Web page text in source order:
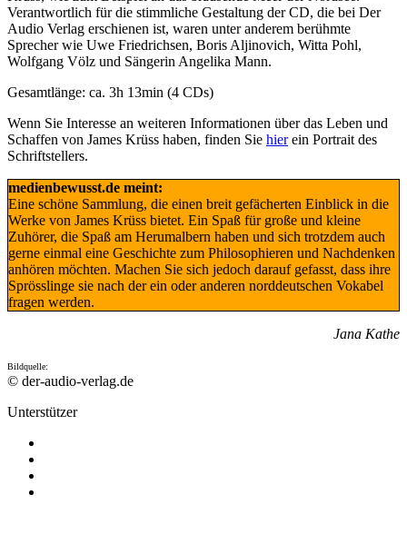
Verantwortlich für die stimmliche Gestaltung der CD, die bei Der
Audio Verlag erschienen ist, waren unter anderem berühmte
Sprecher wie Uwe Friedrichsen, Boris Aljinovich, Witta Pohl,
Wolfgang Völz und Sängerin Angelika Mann.
Gesamtlänge: ca. 3h 13min (4 CDs)
Wenn Sie Interesse an weiteren Informationen über das Leben und
Schaffen von James Krüss haben, finden Sie hierein Portrait des
Schriftstellers.
medienbewusst.de meint:
Eine schöne Sammlung, die einen breit gefächerten Einblick in die
Werke von James Krüss bietet. Ein Spaß für große und kleine
Zuhörer, die Spaß am Herumalbern haben und sich trotzdem auch
gerne einmal eine Geschichte zum Philosophieren und Nachdenken
anhören möchten. Machen Sie sich jedoch darauf gefasst, dass ihre
Sprösslinge sie nach der ein oder anderen norddeutschen Vokabel
fragen werden.
Jana Kathe
Bildquelle:
© der-audio-verlag.de
Unterstützer